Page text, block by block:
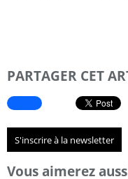
PARTAGER CET
S'inscrire à la newsletter
Vous aimerez